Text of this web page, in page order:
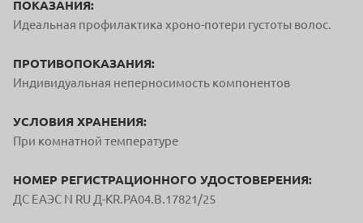
ПОКАЗАНИЯ:
Идеальная профилактика хроно-потери густоты волос.
ПРОТИВОПОКАЗАНИЯ:
Индивидуальная неперносимость компонентов
УСЛОВИЯ ХРАНЕНИЯ:
При комнатной температуре
НОМЕР РЕГИСТРАЦИОННОГО УДОСТОВЕРЕНИЯ:
ДС ЕАЭС N RU Д-KR.PA04.B.17821/25